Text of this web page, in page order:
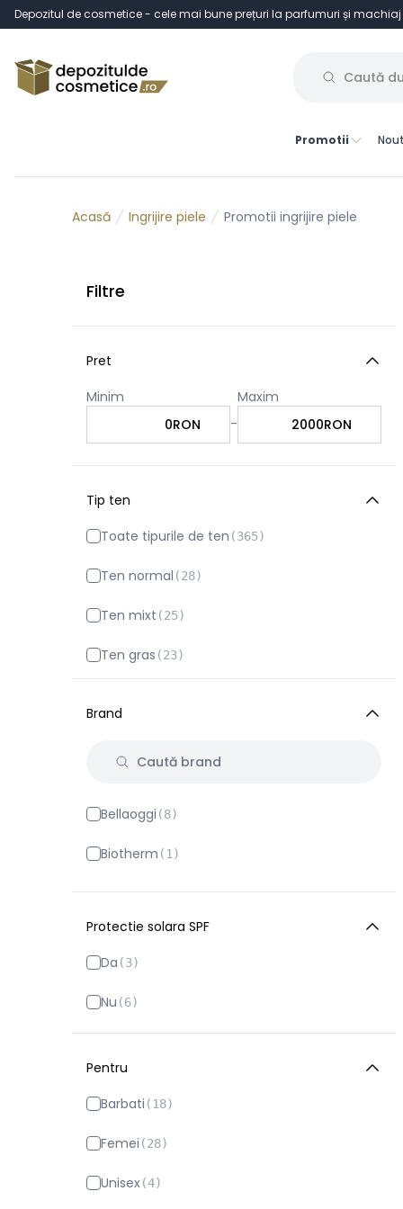
Depozitul de cosmetice - cele mai bune prețuri la parfumuri și machiaj
Promotii
Acasă Ingrijire piele Promotii ingrijire piele
Filtre
Pret
Minim
RON
-
Maxim
RON
Tip ten
Toate tipurile de ten (365)
Ten normal (28)
Ten mixt (25)
Ten gras (23)
Brand
Bellaoggi (8)
Biotherm (1 )
Bodyfarm(166)
Borotalco(42)
Byrokko
Catrice
Protectie solara SPF
Da (3)
Nu (6)
Pentru
Barbati (18)
Femei (28)
Unisex(4)